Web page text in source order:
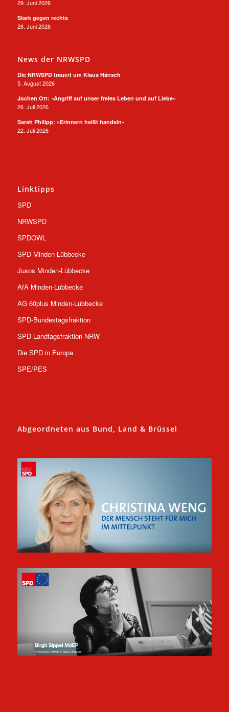
29. Juni 2026
Stark gegen rechts
26. Juni 2026
News der NRWSPD
Die NRWSPD trauert um Klaus Hänsch
5. August 2026
Jochen Ott: »Angriff auf unser freies Leben und auf Liebe«
26. Juli 2026
Sarah Philipp: »Erinnern heißt handeln«
22. Juli 2026
Linktipps
SPD
NRWSPD
SPDOWL
SPD Minden-Lübbecke
Jusos Minden-Lübbecke
AfA Minden-Lübbecke
AG 60plus Minden-Lübbecke
SPD-Bundestagsfraktion
SPD-Landtagsfraktion NRW
Die SPD in Europa
SPE/PES
Abgeordneten aus Bund, Land & Brüssel